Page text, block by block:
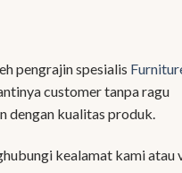
pengrajin spesialis
customer tanpa ragu
dengan kualitas produk.
kealamat kami atau